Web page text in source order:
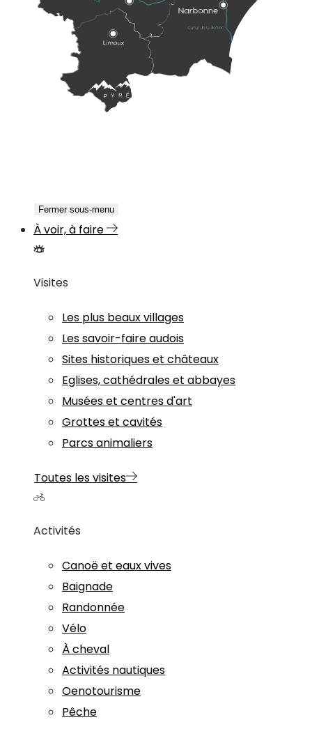
Fermer sous-menu
À voir, à faire
Visites
Les plus beaux villages
Les savoir-faire audois
Sites historiques et châteaux
Eglises, cathédrales et abbayes
Musées et centres d'art
Grottes et cavités
Parcs animaliers
Toutes les visites
Activités
Canoë et eaux vives
Baignade
Randonnée
Vélo
À cheval
Activités nautiques
Oenotourisme
Pêche